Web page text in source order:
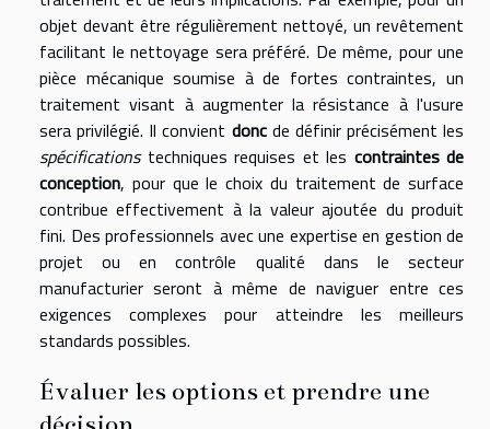
objet devant être régulièrement nettoyé, un revêtement
facilitant le nettoyage sera préféré. De même, pour une
pièce mécanique soumise à de fortes contraintes, un
traitement visant à augmenter la résistance à l'usure
sera privilégié. Il convient doncde définir précisément les
spécificationstechniques requises et les contraintes de
conception, pour que le choix du traitement de surface
contribue effectivement à la valeur ajoutée du produit
fini. Des professionnels avec une expertise en gestion de
projet ou en contrôle qualité dans le secteur
manufacturier seront à même de naviguer entre ces
exigences complexes pour atteindre les meilleurs
standards possibles.
Évaluer les options et prendre une